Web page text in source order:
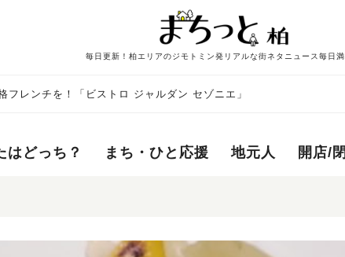
毎日更新！柏エリアのジモトミン発リアルな街ネタニュース毎日満
フレンチを！「ビストロ ジャルダン セゾニエ」
はどっち？ まち・ひと応援 地元人 開店/